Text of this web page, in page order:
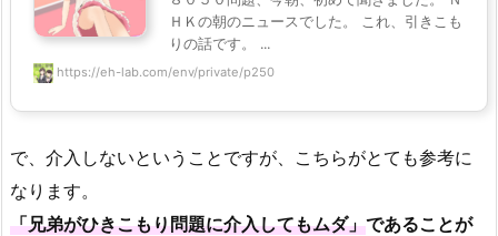
ＨＫの朝のニュースでした。 これ、引きこも
りの話です。 ...
https://eh-lab.com/env/private/p250
で、介入しないということですが、こちらがとても参考に
なります。
「兄弟がひきこもり問題に介入してもムダ」であることが